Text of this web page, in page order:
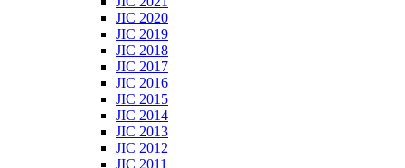
JIC 2020
JIC 2019
JIC 2018
JIC 2017
JIC 2016
JIC 2015
JIC 2014
JIC 2013
JIC 2012
JIC 2011